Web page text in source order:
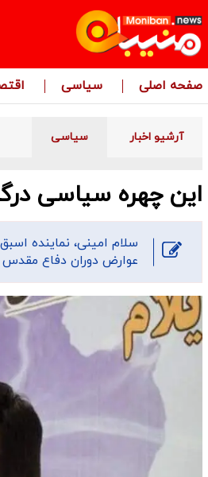
صفحه اصلی سیاسی
آرشیو اخبار سیاسی
این چهره سیاسی
سلام امینی، نماینده
عوارض دوران دفاع مقدس